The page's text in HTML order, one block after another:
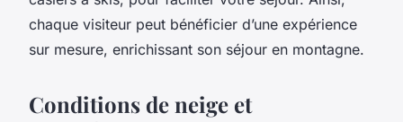
chaque visiteur peut bénéficier d’une expérience
sur mesure, enrichissant son séjour en montagne.
Conditions de neige et